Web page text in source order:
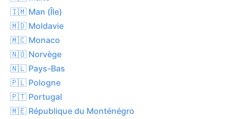
🇮🇲 Man (Île)
🇲🇩 Moldavie
🇲🇨 Monaco
🇳🇴 Norvège
🇳🇱 Pays-Bas
🇵🇱 Pologne
🇵🇹 Portugal
🇲🇪 République du Monténégro